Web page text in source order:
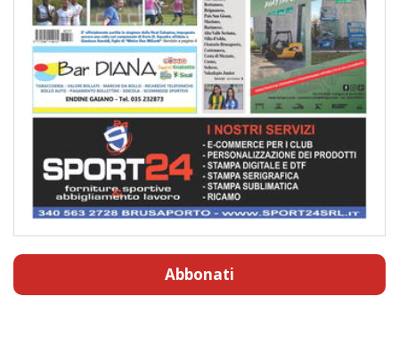
Abbonati